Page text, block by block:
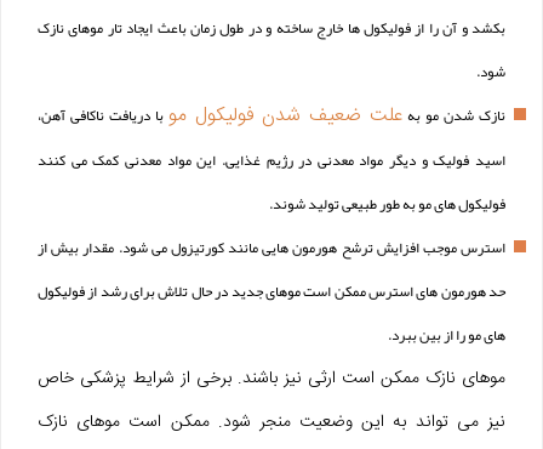
بکشد و آن را از فولیکول ها خارج ساخته و در طول زمان باعث ایجاد تار موهای نازک
شود.
نازک شدن مو بهعلت ضعیف شدن فولیکول موبا دریافت ناکافی آهن،
اسید فولیک و دیگر مواد معدنی در رژیم غذایی. این مواد معدنی کمک می کنند
فولیکول های مو به طور طبیعی تولید شوند.
استرس موجب افزایش ترشح هورمون هایی مانند کورتیزول می شود. مقدار بیش از
حد هورمون های استرس ممکن است موهای جدید در حال تلاش برای رشد از فولیکول
های مو را از بین ببرد.
موهای نازک ممکن است ارثی نیز باشند. برخی از شرایط پزشکی خاص
نیز می تواند به این وضعیت منجر شود. ممکن است موهای نازک